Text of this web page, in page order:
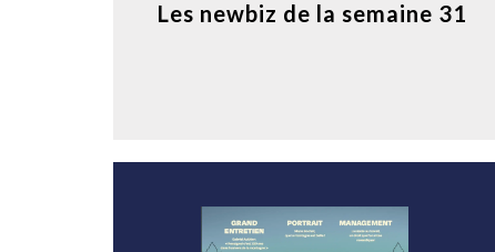
Les newbiz de la semaine 31